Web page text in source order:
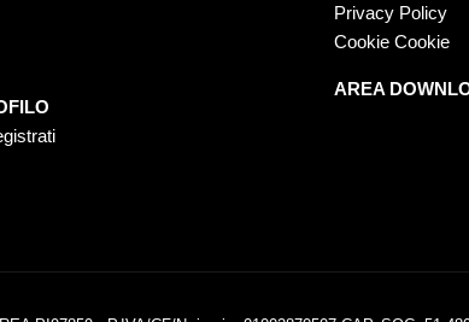
Privacy Policy
Cookie Cookie
AREA